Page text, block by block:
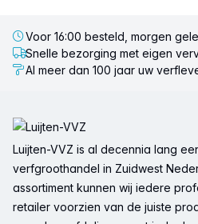
Voor 16:00 besteld, morgen
Snelle bezorging met eigen
Al meer dan 100 jaar uw
Luijten-VVZ is al decennia lang
verfgroothandel in Zuidwest
assortiment kunnen wij iedere
retailer voorzien van de juiste